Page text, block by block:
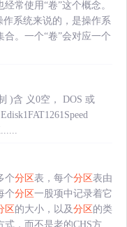
常使用“卷”这个概念。
作系统来说的，是操作系
。一个“卷”会对应一个
)含 义0空， DOS 或
个分区表，每个分区表由
个分区一股项中记录着它
区的大小，以及 分区的类
，而不是老的CHS方